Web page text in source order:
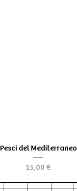
Vista rapida
Pesci del Mediterraneo
Prezzo
15,00 €